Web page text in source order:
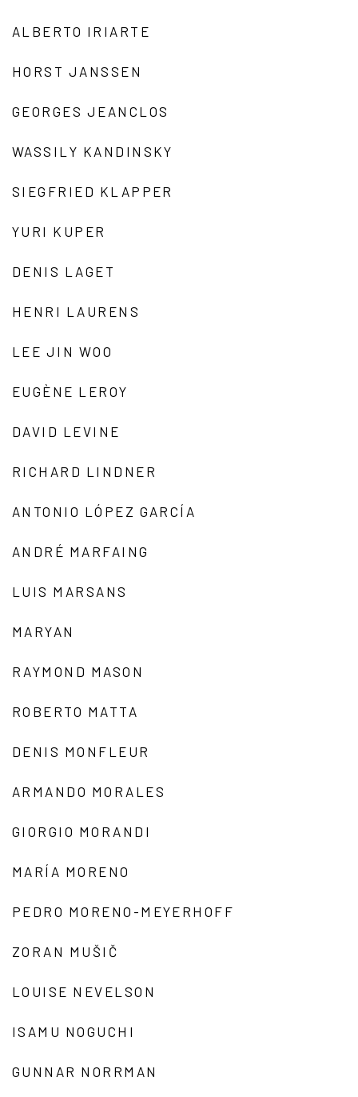
ALBERTO IRIARTE
HORST JANSSEN
GEORGES JEANCLOS
WASSILY KANDINSKY
SIEGFRIED KLAPPER
YURI KUPER
DENIS LAGET
HENRI LAURENS
LEE JIN WOO
EUGÈNE LEROY
DAVID LEVINE
RICHARD LINDNER
ANTONIO LÓPEZ GARCÍA
ANDRÉ MARFAING
LUIS MARSANS
MARYAN
RAYMOND MASON
ROBERTO MATTA
DENIS MONFLEUR
ARMANDO MORALES
GIORGIO MORANDI
MARÍA MORENO
PEDRO MORENO-MEYERHOFF
ZORAN MUŠIČ
LOUISE NEVELSON
ISAMU NOGUCHI
GUNNAR NORRMAN